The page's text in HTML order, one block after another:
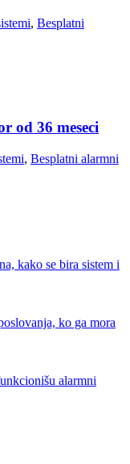
, Besplatni
od 36 meseci
, Besplatni alarmni
kako se bira sistem i
ko ga mora
alarmni